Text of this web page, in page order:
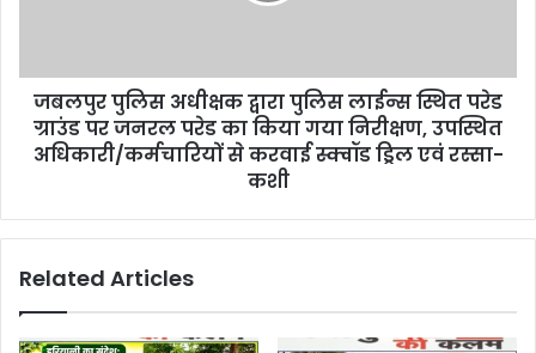
जबलपुर पुलिस अधीक्षक द्वारा पुलिस लाईन्स स्थित परेड
ग्राउंड पर जनरल परेड का किया गया निरीक्षण, उपस्थित
अधिकारी/कर्मचारियों से करवाई स्क्वॉड ड्रिल एवं रस्सा-
कशी
Related Articles